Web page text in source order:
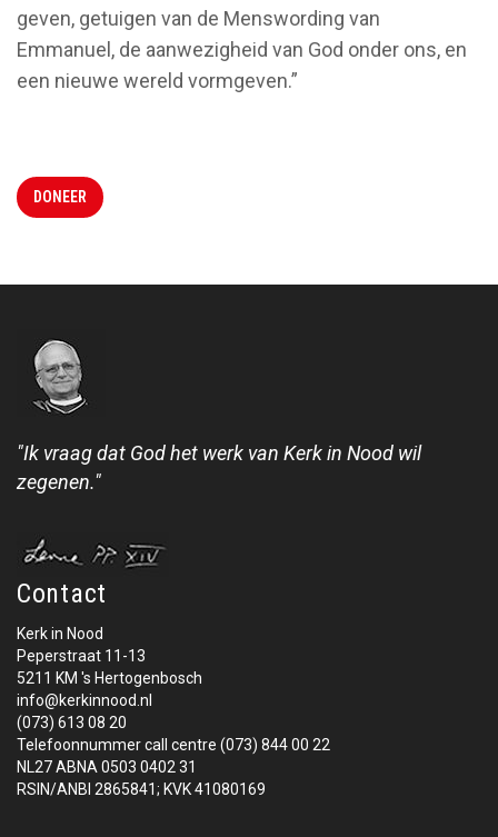
geven, getuigen van de Menswording van
Emmanuel, de aanwezigheid van God onder ons, en
een nieuwe wereld vormgeven.”
DONEER
"Ik vraag dat God het werk van Kerk in Nood wil
zegenen."
Contact
Kerk in Nood
Peperstraat 11-13
5211 KM 's Hertogenbosch
info@kerkinnood.nl
(073) 613 08 20
Telefoonnummer call centre (073) 844 00 22
NL27 ABNA 0503 0402 31
RSIN/ANBI 2865841; KVK 41080169